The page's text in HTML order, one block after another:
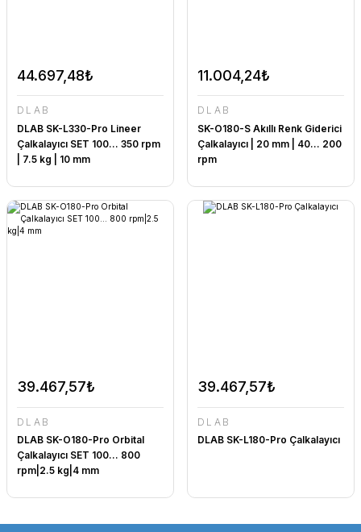
44.697,48₺
DLAB
DLAB SK-L330-Pro Lineer
Çalkalayıcı SET 100... 350 rpm
| 7.5 kg | 10 mm
11.004,24₺
DLAB
SK-O180-S Akıllı Renk Giderici
Çalkalayıcı | 20 mm | 40... 200
rpm
39.467,57₺
DLAB
DLAB SK-O180-Pro Orbital
Çalkalayıcı SET 100... 800
rpm|2.5 kg|4 mm
39.467,57₺
DLAB
DLAB SK-L180-Pro Çalkalayıcı